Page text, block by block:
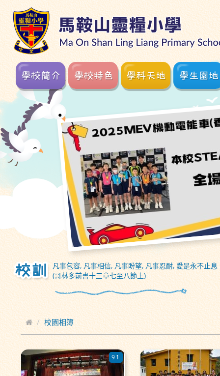
凡事包容, 凡事相信, 凡事盼望, 凡事忍耐, 愛是永不止息
(哥林多前書十三章七至八節上)
校園相簿
91